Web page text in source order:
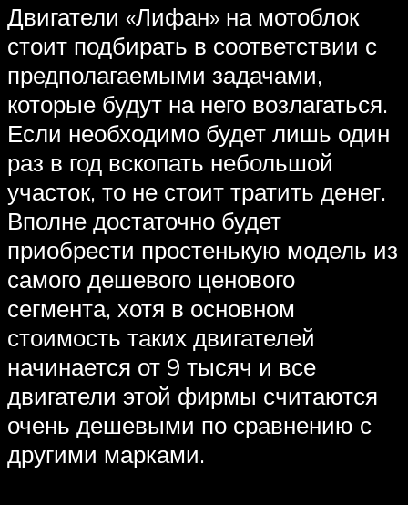
Двигатели «Лифан» на мотоблок
стоит подбирать в соответствии с
предполагаемыми задачами,
которые будут на него возлагаться.
Если необходимо будет лишь один
раз в год вскопать небольшой
участок, то не стоит тратить денег.
Вполне достаточно будет
приобрести простенькую модель из
самого дешевого ценового
сегмента, хотя в основном
стоимость таких двигателей
начинается от 9 тысяч и все
двигатели этой фирмы считаются
очень дешевыми по сравнению с
другими марками.